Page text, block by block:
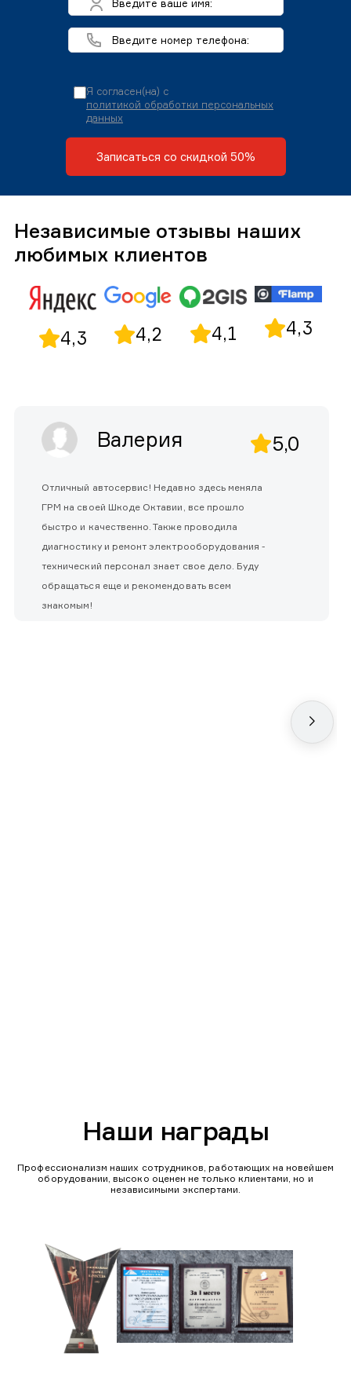
Я согласен(на) с
политикой обработки персональных
данных
Записаться со скидкой 50%
Независимые отзывы наших
любимых клиентов
4,3 4,2 4,1 4,3
Валерия 5,0
Отличный автосервис! Недавно здесь меняла
ГРМ на своей Шкоде Октавии, все прошло
быстро и качественно. Также проводила
диагностику и ремонт электрооборудования -
технический персонал знает свое дело. Буду
обращаться еще и рекомендовать всем
знакомым!
Наши награды
Профессионализм наших сотрудников, работающих на новейшем
оборудовании, высоко оценен не только клиентами, но и
независимыми экспертами.